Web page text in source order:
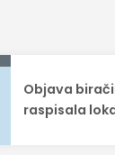
Objava
raspisala